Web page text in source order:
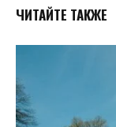
ЧИТАЙТЕ ТАКЖЕ